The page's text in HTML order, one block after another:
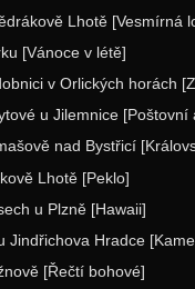
Lhotě [Vesmírná
[Vánoce v létě]
v Orlických horách
u Jilemnice [Poštovní
nad Bystřicí
Lhotě [Peklo]
u Plzně [Hawaii]
Jindřichova Hradce
[Řečtí bohové]